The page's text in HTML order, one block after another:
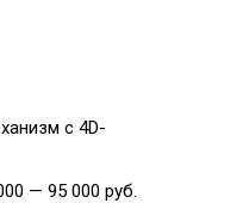
с 4D-
— 95 000 руб.